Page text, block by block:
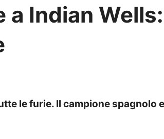
Indian Wells:
le furie. Il campione spagnolo